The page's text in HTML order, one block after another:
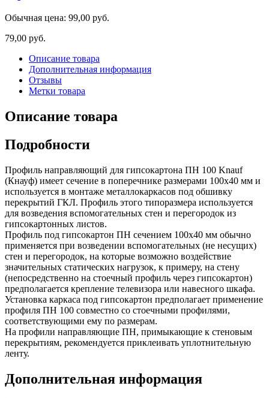
Обычная цена: 99,00 руб.
79,00 руб.
Описание товара
Дополнительная информация
Отзывы
Метки товара
Описание товара
Подробности
Профиль направляющий для гипсокартона ПН 100 Knauf
(Кнауф) имеет сечение в поперечнике размерами 100х40 мм и
используется в монтаже металлокаркасов под обшивку
перекрытий ГКЛ. Профиль этого типоразмера используется
для возведения вспомогательных стен и перегородок из
гипсокартонных листов.
Профиль под гипсокартон ПН сечением 100х40 мм обычно
применяется при возведении вспомогательных (не несущих)
стен и перегородок, на которые возможно воздействие
значительных статических нагрузок, к примеру, на стену
(непосредственно на стоечный профиль через гипсокартон)
предполагается крепление телевизора или навесного шкафа.
Установка каркаса под гипсокартон предполагает применение
профиля ПН 100 совместно со стоечными профилями,
соответствующими ему по размерам.
На профили направляющие ПН, примыкающие к стеновым
перекрытиям, рекомендуется приклеивать уплотнительную
ленту.
Дополнительная информация